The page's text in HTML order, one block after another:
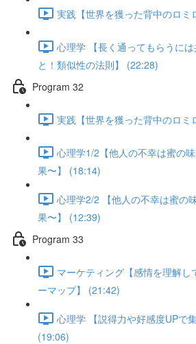
実践【世界を獲った背中のロ
心理学 【長く通ってもらうに
と！類似性の法則】 (22:28)
Program 32
実践【世界を獲った背中のロ
心理学1/2【他人の不幸は蜜の
果〜】 (18:14)
心理学2/2 【他人の不幸は蜜の
果〜】 (12:39)
Program 33
マーケティング【感情を理解
ーマップ】 (21:42)
心理学 【説得力や好感度UPで
(19:06)